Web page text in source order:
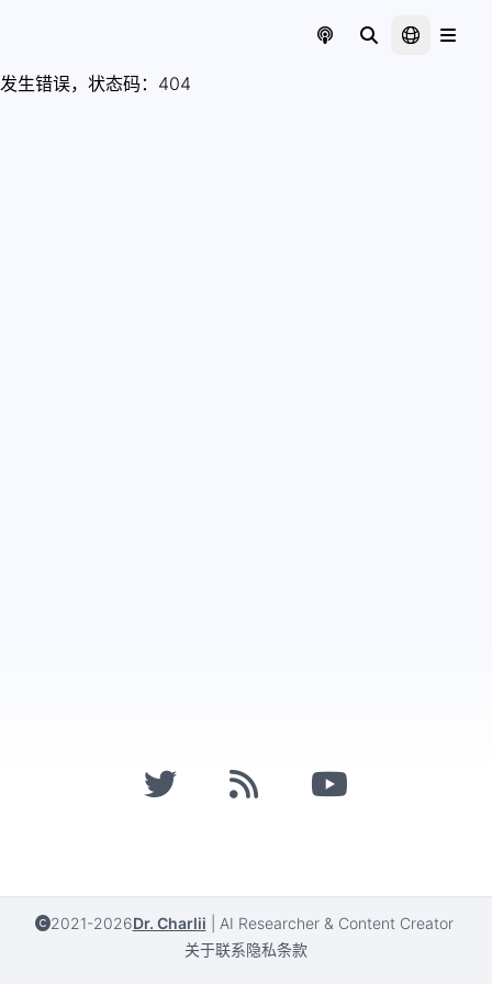
发生错误，状态码： 404
2021-2026Dr. Charlii
AI Researcher & Content Creator
关于联系隐私条款